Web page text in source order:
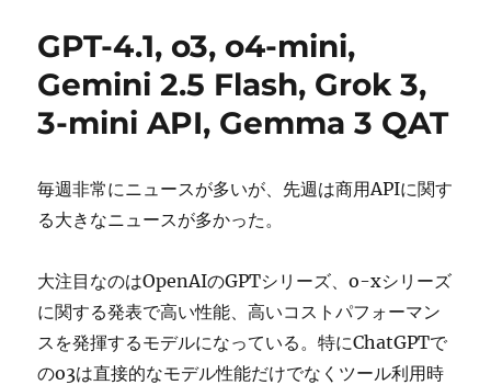
GPT-4.1, o3, o4-mini,
Gemini 2.5 Flash, Grok 3,
3-mini API, Gemma 3 QAT
毎週非常にニュースが多いが、先週は商用APIに関す
る大きなニュースが多かった。
大注目なのはOpenAIのGPTシリーズ、o-xシリーズ
に関する発表で高い性能、高いコストパフォーマン
スを発揮するモデルになっている。特にChatGPTで
のo3は直接的なモデル性能だけでなくツール利用時